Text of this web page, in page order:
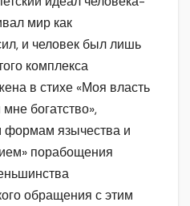
мир как
и человек был лишь
комплекса
в стихе «Моя власть
богатство»,
формам язычества и
порабощения
обращения с этим